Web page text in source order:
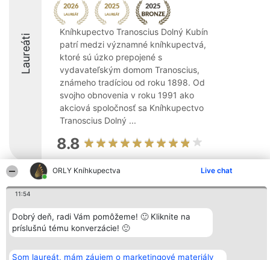
ORLY Kníhkupectva Live chat
11:54
Dobrý deň, radi Vám pomôžeme! 🙂 Kliknite na
príslušnú tému konverzácie! 🙂
Som laureát, mám záujem o marketingové materiály
Laureáti
Kníhkupectvo Tranoscius Dolný Kubín
patrí medzi významné kníhkupectvá,
ktoré sú úzko prepojené s
vydavateľským domom Tranoscius,
známeho tradíciou od roku 1898. Od
svojho obnovenia v roku 1991 ako
akciová spoločnosť sa Kníhkupectvo
Tranoscius Dolný ...
8.8
Organizátor hodnotenia
Bright Side Solutions sp. z o.
ul. Ruska 22
Wrocław 50-079
KRS 0000749100 | Regon
381313360 | NIP 8943132676
+48 508 492 400
Hodnotenie
wszystkich
Laureatów
Podmienky
Obchodné
podmienky
Zásady
Kontakt